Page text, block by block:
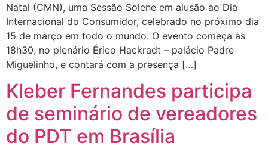
Natal (CMN), uma Sessão Solene em alusão ao Dia
Internacional do Consumidor, celebrado no próximo dia
15 de março em todo o mundo. O evento começa às
18h30, no plenário Érico Hackradt – palácio Padre
Miguelinho, e contará com a presença […]
Kleber Fernandes participa
de seminário de vereadores
do PDT em Brasília